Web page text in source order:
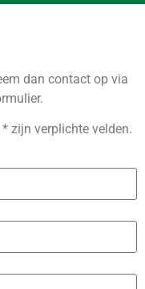
dan contact op via
*zijn verplichte velden.